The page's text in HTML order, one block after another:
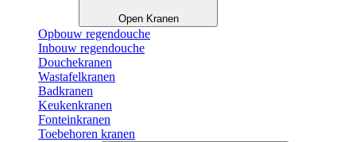
Open Kranen
Opbouw regendouche
Inbouw regendouche
Douchekranen
Wastafelkranen
Badkranen
Keukenkranen
Fonteinkranen
Toebehoren kranen